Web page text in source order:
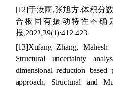
[12]于汝雨,张旭方.体积分
合板固有振动特性不确
报,2022,39(1):412-423.
[13]Xufang Zhang,
Structural uncertainty
dimensional reduction based
approach, Structural and